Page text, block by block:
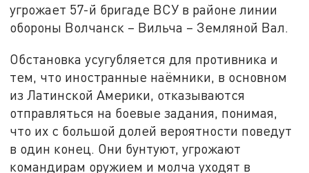
угрожает 57-й бригаде ВСУ в районе линии
обороны Волчанск – Вильча – Земляной Вал.
Обстановка усугубляется для противника и
тем, что иностранные наёмники, в основном
из Латинской Америки, отказываются
отправляться на боевые задания, понимая,
что их с большой долей вероятности поведут
в один конец. Они бунтуют, угрожают
командирам оружием и молча уходят в